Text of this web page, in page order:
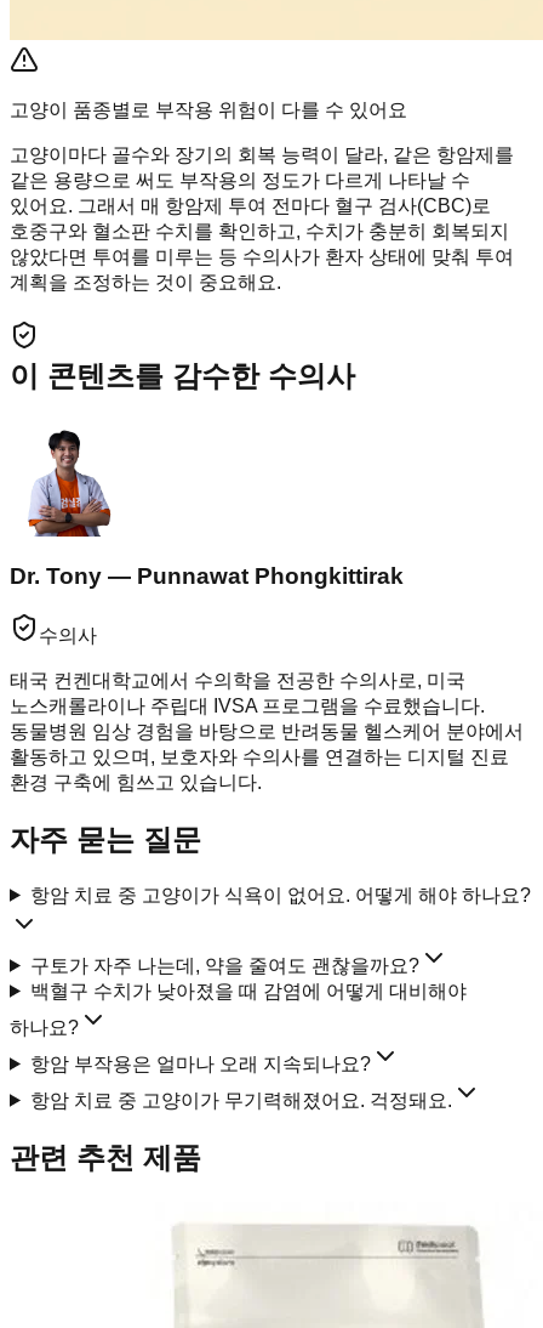
고양이 품종별로 부작용 위험이 다를 수 있어요
고양이마다 골수와 장기의 회복 능력이 달라, 같은 항암제를
같은 용량으로 써도 부작용의 정도가 다르게 나타날 수
있어요. 그래서 매 항암제 투여 전마다 혈구 검사(CBC)로
호중구와 혈소판 수치를 확인하고, 수치가 충분히 회복되지
않았다면 투여를 미루는 등 수의사가 환자 상태에 맞춰 투여
계획을 조정하는 것이 중요해요.
이 콘텐츠를 감수한 수의사
Dr. Tony — Punnawat Phongkittirak
수의사
태국 컨켄대학교에서 수의학을 전공한 수의사로, 미국
노스캐롤라이나 주립대 IVSA 프로그램을 수료했습니다.
동물병원 임상 경험을 바탕으로 반려동물 헬스케어 분야에서
활동하고 있으며, 보호자와 수의사를 연결하는 디지털 진료
환경 구축에 힘쓰고 있습니다.
자주 묻는 질문
항암 치료 중 고양이가 식욕이 없어요. 어떻게 해야 하나요?
구토가 자주 나는데, 약을 줄여도 괜찮을까요?
백혈구 수치가 낮아졌을 때 감염에 어떻게 대비해야
하나요?
항암 부작용은 얼마나 오래 지속되나요?
항암 치료 중 고양이가 무기력해졌어요. 걱정돼요.
관련 추천 제품